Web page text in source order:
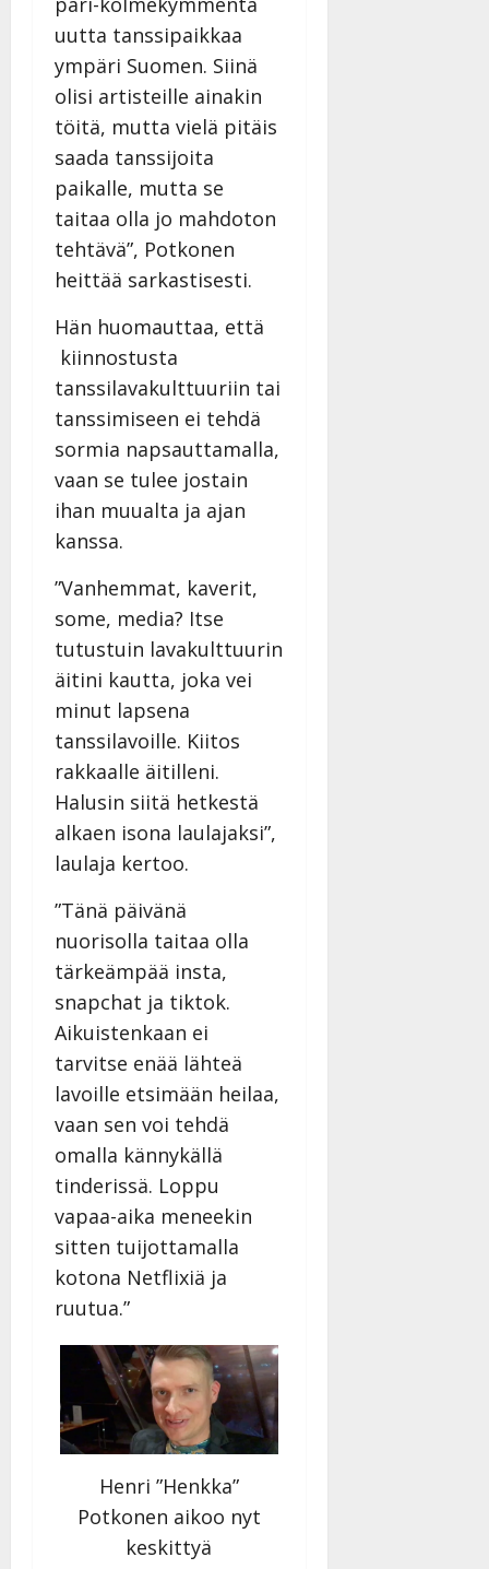
uutta tanssipaikkaa
ympäri Suomen. Siinä
olisi artisteille ainakin
töitä, mutta vielä pitäis
saada tanssijoita
paikalle, mutta se
taitaa olla jo mahdoton
tehtävä”, Potkonen
heittää sarkastisesti.
Hän huomauttaa, että
kiinnostusta
tanssilavakulttuuriin tai
tanssimiseen ei tehdä
sormia napsauttamalla,
vaan se tulee jostain
ihan muualta ja ajan
kanssa.
”Vanhemmat, kaverit,
some, media? Itse
tutustuin lavakulttuurin
äitini kautta, joka vei
minut lapsena
tanssilavoille. Kiitos
rakkaalle äitilleni.
Halusin siitä hetkestä
alkaen isona laulajaksi”,
laulaja kertoo.
”Tänä päivänä
nuorisolla taitaa olla
tärkeämpää insta,
snapchat ja tiktok.
Aikuistenkaan ei
tarvitse enää lähteä
lavoille etsimään heilaa,
vaan sen voi tehdä
omalla kännykällä
tinderissä. Loppu
vapaa-aika meneekin
sitten tuijottamalla
kotona Netflixiä ja
ruutua.”
Henri ”Henkka”
Potkonen aikoo nyt
keskittyä